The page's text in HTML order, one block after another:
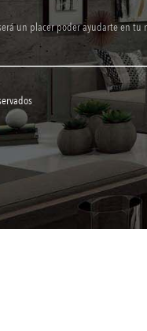
un placer poder ayudarte en tu